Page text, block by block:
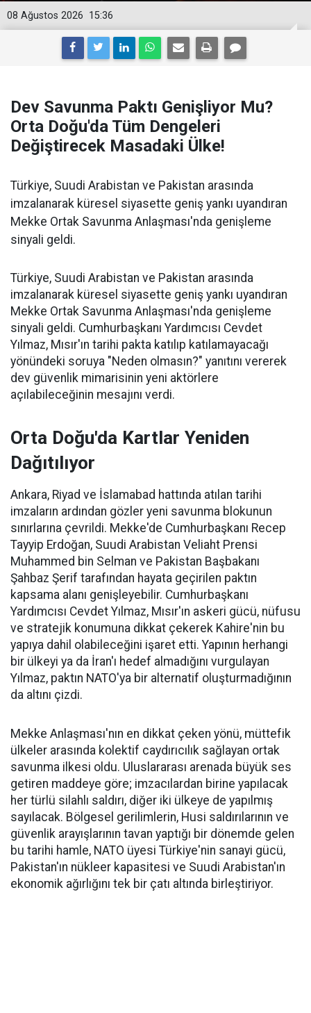
15:36
08 Ağustos 2026
Dev Savunma Paktı Genişliyor Mu?
Orta Doğu'da Tüm Dengeleri
Değiştirecek Masadaki Ülke!
Türkiye, Suudi Arabistan ve Pakistan arasında
imzalanarak küresel siyasette geniş yankı uyandıran
Mekke Ortak Savunma Anlaşması'nda genişleme
sinyali geldi.
Türkiye, Suudi Arabistan ve Pakistan arasında
imzalanarak küresel siyasette geniş yankı uyandıran
Mekke Ortak Savunma Anlaşması'nda genişleme
sinyali geldi. Cumhurbaşkanı Yardımcısı Cevdet
Yılmaz, Mısır'ın tarihi pakta katılıp katılamayacağı
yönündeki soruya "Neden olmasın?" yanıtını vererek
dev güvenlik mimarisinin yeni aktörlere
açılabileceğinin mesajını verdi.
Orta Doğu'da Kartlar Yeniden
Dağıtılıyor
Ankara, Riyad ve İslamabad hattında atılan tarihi
imzaların ardından gözler yeni savunma blokunun
sınırlarına çevrildi. Mekke'de Cumhurbaşkanı Recep
Tayyip Erdoğan, Suudi Arabistan Veliaht Prensi
Muhammed bin Selman ve Pakistan Başbakanı
Şahbaz Şerif tarafından hayata geçirilen paktın
kapsama alanı genişleyebilir. Cumhurbaşkanı
Yardımcısı Cevdet Yılmaz, Mısır'ın askeri gücü, nüfusu
ve stratejik konumuna dikkat çekerek Kahire'nin bu
yapıya dahil olabileceğini işaret etti. Yapının herhangi
bir ülkeyi ya da İran'ı hedef almadığını vurgulayan
Yılmaz, paktın NATO'ya bir alternatif oluşturmadığının
da altını çizdi.
Mekke Anlaşması'nın en dikkat çeken yönü, müttefik
ülkeler arasında kolektif caydırıcılık sağlayan ortak
savunma ilkesi oldu. Uluslararası arenada büyük ses
getiren maddeye göre; imzacılardan birine yapılacak
her türlü silahlı saldırı, diğer iki ülkeye de yapılmış
sayılacak. Bölgesel gerilimlerin, Husi saldırılarının ve
güvenlik arayışlarının tavan yaptığı bir dönemde gelen
bu tarihi hamle, NATO üyesi Türkiye'nin sanayi gücü,
Pakistan'ın nükleer kapasitesi ve Suudi Arabistan'ın
ekonomik ağırlığını tek bir çatı altında birleştiriyor.